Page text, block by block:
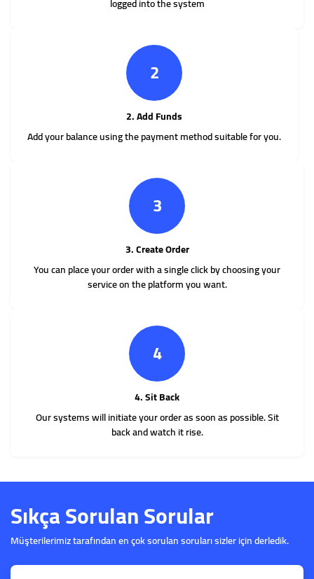
2
2. Add Funds
Add your balance using the payment method suitable for you.
3
3. Create Order
You can place your order with a single click by choosing your
service on the platform you want.
4
4. Sit Back
Our systems will initiate your order as soon as possible. Sit
back and watch it rise.
Sıkça Sorulan Sorular
Müşterilerimiz tarafından en çok sorulan soruları sizler için derledik.